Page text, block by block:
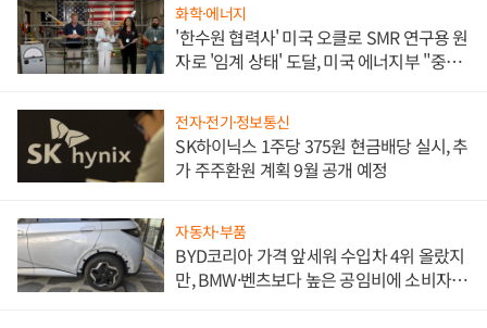
화학·에너지
'한수원 협력사' 미국 오클로 SMR 연구용 원
자로 '임계 상태' 도달, 미국 에너지부 "중요
전자·전기·정보통신
SK하이닉스 1주당 375원 현금배당 실시, 추
가 주주환원 계획 9월 공개 예정
자동차·부품
BYD코리아 가격 앞세워 수입차 4위 올랐지
만, BMW·벤츠보다 높은 공임비에 소비자